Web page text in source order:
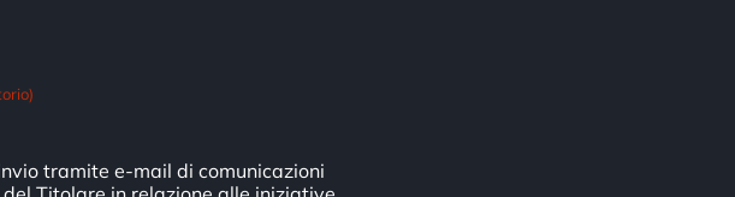
tramite e-mail di comunicazioni